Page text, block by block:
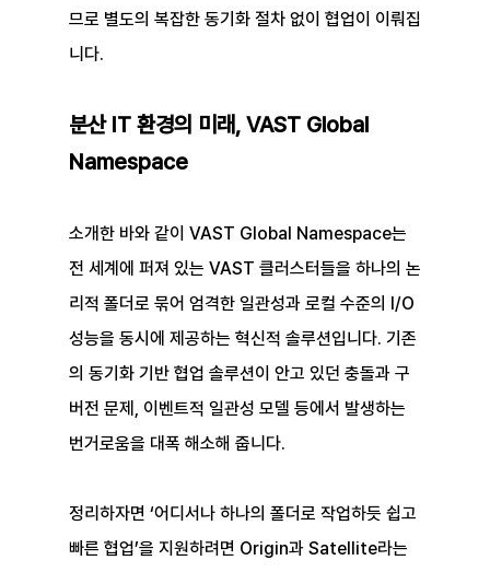
므로 별도의 복잡한 동기화 절차 없이 협업이 이뤄집
니다.
분산 IT 환경의 미래, VAST Global
Namespace
소개한 바와 같이 VAST Global Namespace는
전 세계에 퍼져 있는 VAST 클러스터들을 하나의 논
리적 폴더로 묶어 엄격한 일관성과 로컬 수준의 I/O
성능을 동시에 제공하는 혁신적 솔루션입니다. 기존
의 동기화 기반 협업 솔루션이 안고 있던 충돌과 구
버전 문제, 이벤트적 일관성 모델 등에서 발생하는
번거로움을 대폭 해소해 줍니다.
정리하자면 ‘어디서나 하나의 폴더로 작업하듯 쉽고
빠른 협업’을 지원하려면 Origin과 Satellite라는